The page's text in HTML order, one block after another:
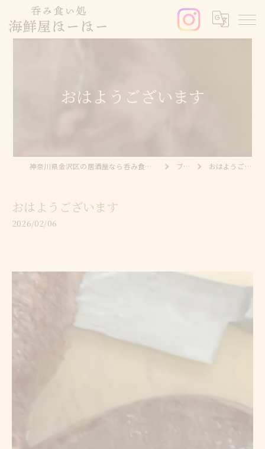
おはようございます
神奈川県金沢区の居酒屋なら呑み食い処 海鮮屋ほーほー ブログ おはようございます
おはようございます
2026/02/06